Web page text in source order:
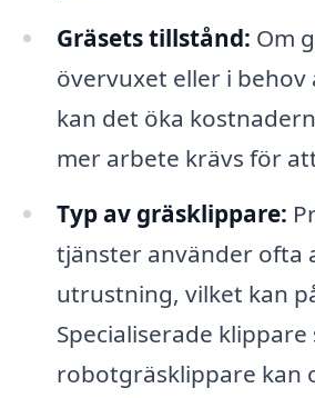
Gräsets tillstånd: Om
övervuxet eller i behov
kan det öka
mer arbete krävs för
Typ av gräsklippare:
tjänster använder ofta
utrustning, vilket kan
Specialiserade klippare
robotgräsklippare kan